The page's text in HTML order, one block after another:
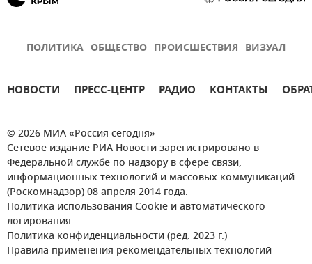
ПОЛИТИКА ОБЩЕСТВО ПРОИСШЕСТВИЯ ВИЗУАЛ
НОВОСТИ ПРЕСС-ЦЕНТР РАДИО КОНТАКТЫ
© 2026 МИА «Россия сегодня»
Сетевое издание РИА Новости зарегистрировано в
Федеральной службе по надзору в сфере связи,
информационных технологий и массовых коммуникаций
(Роскомнадзор) 08 апреля 2014 года.
Политика использования Cookie и автоматического
логирования
Политика конфиденциальности (ред. 2023 г.)
Правила применения рекомендательных технологий